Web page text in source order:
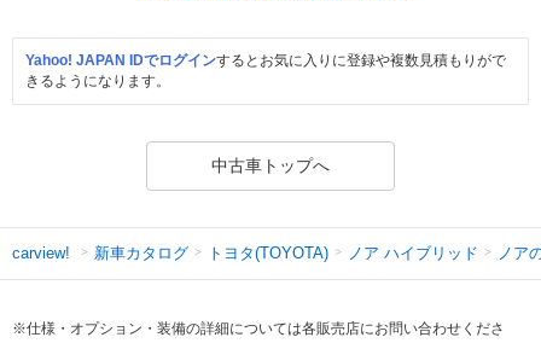
Yahoo! JAPAN IDでログインするとお気に入りに登録や複数見積もりがで
きるようになります。
中古車トップへ
carview! 新車カタログ トヨタ(TOYOTA) ノア ハイブリッド ノア
※仕様・オプション・装備の詳細については各販売店にお問い合わせくださ